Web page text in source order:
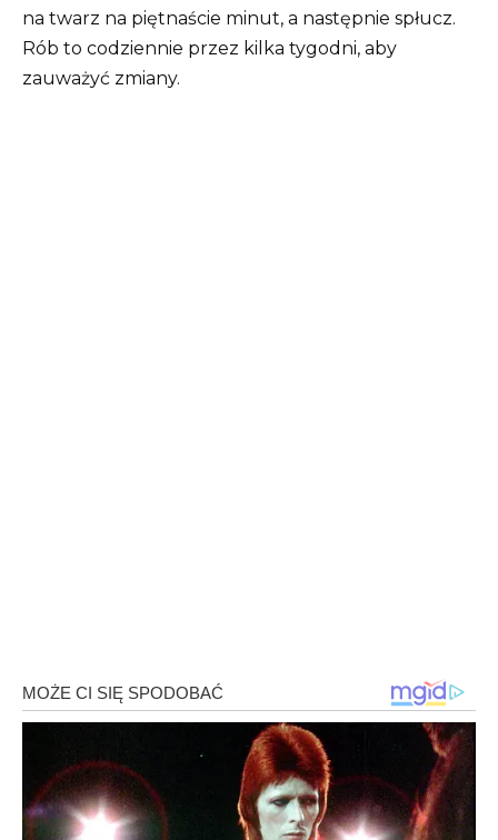
na twarz na piętnaście minut, a następnie spłucz.
Rób to codziennie przez kilka tygodni, aby
zauważyć zmiany.